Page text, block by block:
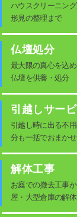
ハウスクリーニング
形見の整理まで
仏壇処分
最大限の真心を込め
仏壇を供養・処分
引越しサー
引越し時に出る不
分も一括でおまかせ
解体工事
お庭での撤去工事
屋・大型倉庫の解